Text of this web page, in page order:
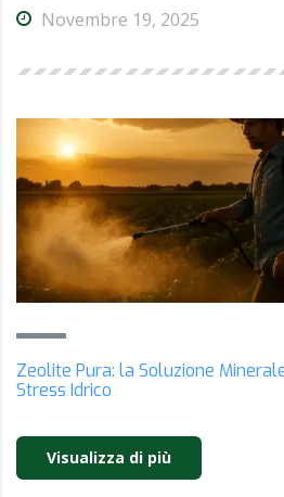
Novembre 19, 2025
Zeolite Pura: la Soluzione
Stress Idrico
Visualizza di più